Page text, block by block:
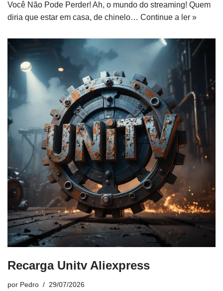
Você Não Pode Perder! Ah, o mundo do streaming! Quem
diria que estar em casa, de chinelo… Continue a ler »
Recarga Unitv Aliexpress
por Pedro 29/07/2026